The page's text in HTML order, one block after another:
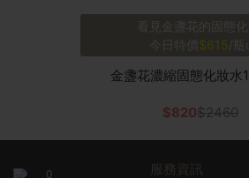
看見金盞花的固態化
今日特價
$615 /瓶
金盞花濃縮固態化妝水
$820$2460
服務資訊
0